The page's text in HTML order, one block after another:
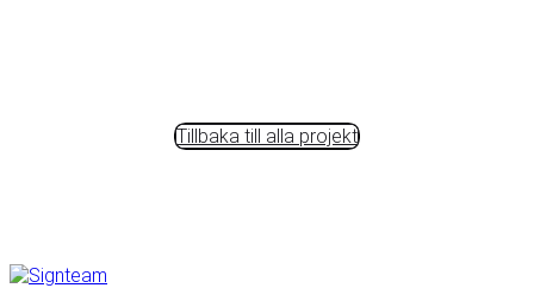
Tillbaka till alla projekt